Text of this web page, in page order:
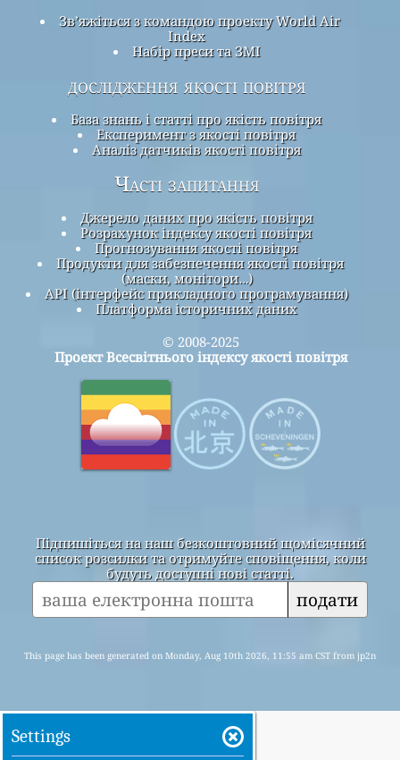
Зв’яжіться з командою проекту World Air
Index
Набір преси та ЗМІ
дослідження якості повітря
База знань і статті про якість повітря
Експеримент з якості повітря
Аналіз датчиків якості повітря
Часті запитання
Джерело даних про якість повітря
Розрахунок індексу якості повітря
Прогнозування якості повітря
Продукти для забезпечення якості повітря
(маски, монітори…)
API (інтерфейс прикладного програмування)
Платформа історичних даних
© 2008-2025
Проект Всесвітнього індексу якості повітря
Підпишіться на наш безкоштовний щомісячний
список розсилки та отримуйте сповіщення, коли
будуть доступні нові статті.
подати
This page has been generated on Monday, Aug 10th 2026, 11:55 am CST from jp2n
Settings